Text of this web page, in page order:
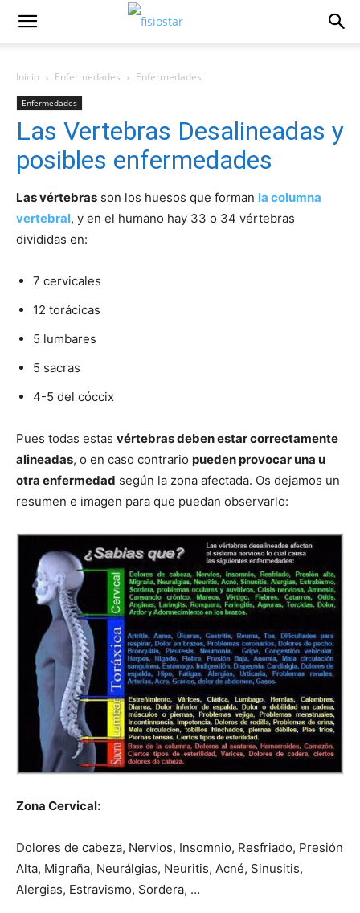
Inicio Enfermedades Enfermedades
Enfermedades
Las Vertebras Desalineadas y
posibles enfermedades
Las vértebras son los huesos que forman la columna
vertebral, y en el humano hay 33 o 34 vértebras
divididas en:
7 cervicales
12 torácicas
5 lumbares
5 sacras
4-5 del cóccix
Pues todas estas vértebras deben estar correctamente
alineadas, o en caso contrario pueden provocar una u
otra enfermedad según la zona afectada. Os dejamos un
resumen e imagen para que puedan observarlo:
Zona Cervical:
Dolores de cabeza, Nervios, Insomnio, Resfriado, Presión
Alta, Migraña, Neurálgias, Neuritis, Acné, Sinusitis,
Alergias, Estravismo, Sordera, …